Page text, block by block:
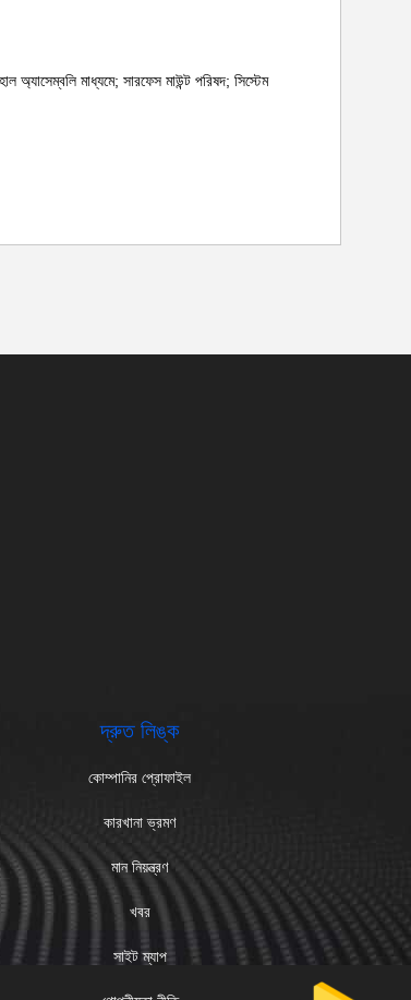
অ্যাসেম্বলি মাধ্যমে; সারফেস মাউন্ট পরিষদ; সিস্টেম
দ্রুত লিঙ্ক
কোম্পানির প্রোফাইল
কারখানা ভ্রমণ
মান নিয়ন্ত্রণ
খবর
সাইট ম্যাপ